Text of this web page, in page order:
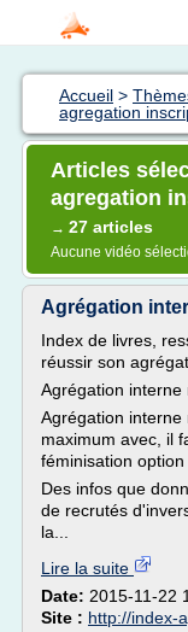
Accueil >
agregation
Articles
agregation
→ 27 articles
Aucune vidéo
Agrégation
Index de livres,
réussir son
Agrégation
Agrégation interne
maximum avec, il
féminisation option
Des infos que
de recrutés
la...
Lire la suite
Date: 2015-11-22
Site : http://index-